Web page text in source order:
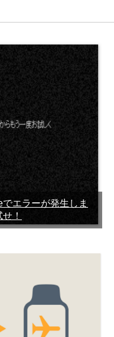
でエラーが発生しま
！